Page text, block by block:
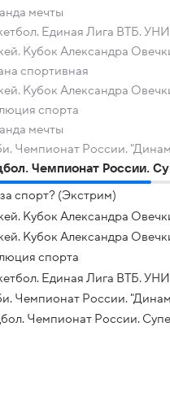
мечты
Единая Лига ВТБ.
Кубок Александра
спортивная
Кубок Александра
спорта
мечты
Чемпионат России.
Чемпионат России.
спорт? (Экстрим)
Кубок Александра
Кубок Александра
спорта
Единая Лига ВТБ.
Чемпионат России.
Чемпионат России.